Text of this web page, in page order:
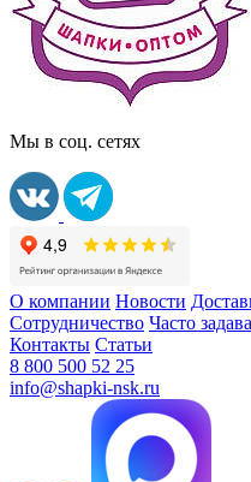
Мы в соц. сетях
О компании Новости
Сотрудничество Часто
Контакты Статьи
8 800 500 52 25
info@shapki-nsk.ru